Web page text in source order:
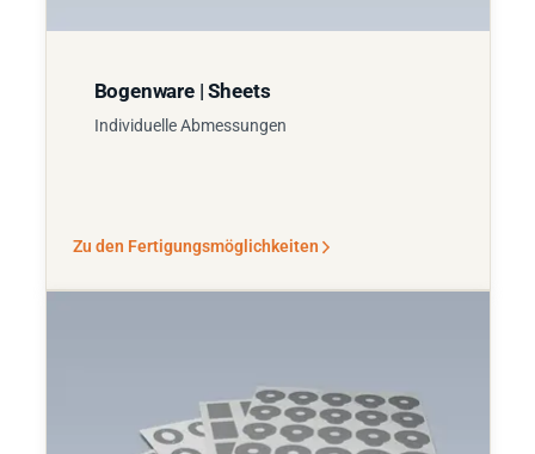
Bogenware | Sheets
Individuelle Abmessungen
Zu den Fertigungsmöglichkeiten